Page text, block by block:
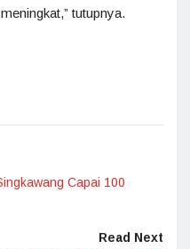
tutupnya.
Capai 100
Read Next